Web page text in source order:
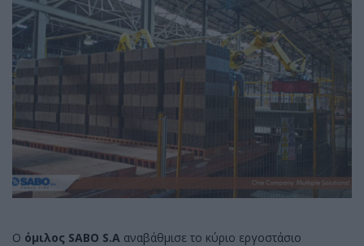
Ο όμιλος SABO S.A αναβάθμισε το κύριο εργοστάσιο